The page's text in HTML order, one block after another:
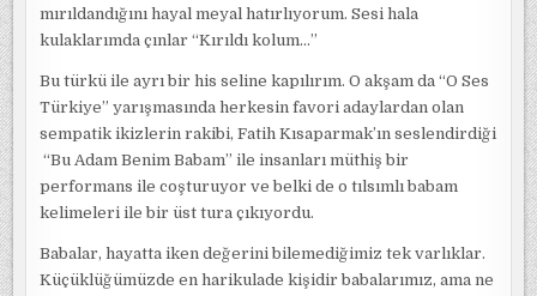
mırıldandığını hayal meyal hatırlıyorum. Sesi hala
kulaklarımda çınlar “Kırıldı kolum…”
Bu türkü ile ayrı bir his seline kapılırım. O akşam da “O Ses
Türkiye” yarışmasında herkesin favori adaylardan olan
sempatik ikizlerin rakibi, Fatih Kısaparmak’ın seslendirdiği
“Bu Adam Benim Babam” ile insanları müthiş bir
performans ile coşturuyor ve belki de o tılsımlı babam
kelimeleri ile bir üst tura çıkıyordu.
Babalar, hayatta iken değerini bilemediğimiz tek varlıklar.
Küçüklüğümüzde en harikulade kişidir babalarımız, ama ne